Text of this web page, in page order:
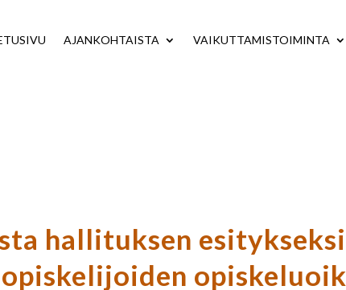
AJANKOHTAISTA VAIKUTTAMISTOIMINTA
hallituksen